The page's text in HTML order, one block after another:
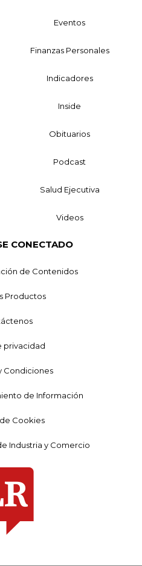
Eventos
Finanzas Personales
Indicadores
Inside
Obituarios
Podcast
Salud Ejecutiva
Videos
CONECTADO
de Contenidos
Productos
privacidad
Condiciones
de Información
Cookies
Industria y Comercio